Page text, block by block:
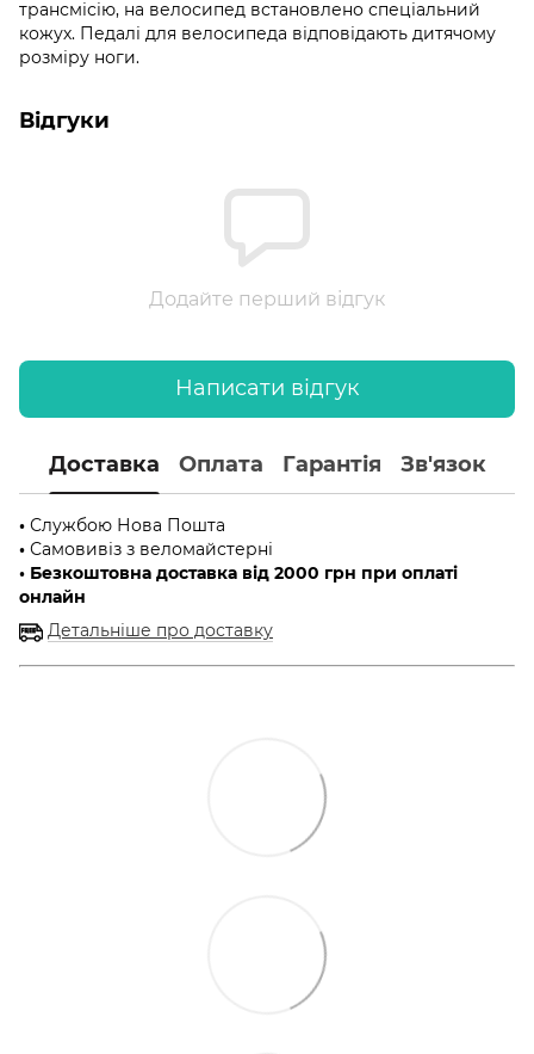
трансмісію, на велосипед встановлено спеціальний
кожух. Педалі для велосипеда відповідають дитячому
розміру ноги.
Відгуки
Додайте перший відгук
Написати відгук
Доставка Оплата Гарантія Зв'язок
• Службою Нова Пошта
• Самовивіз з веломайстерні
• Безкоштовна доставка від 2000 грн при оплаті
онлайн
Детальніше про доставку